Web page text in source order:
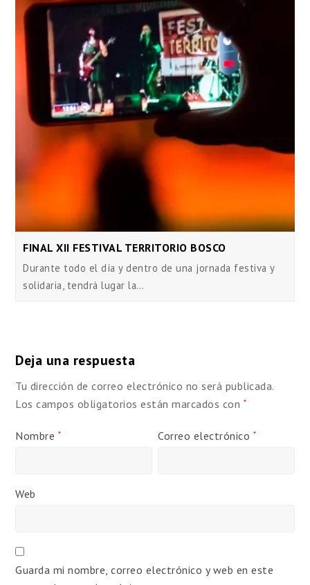
FINAL XII FESTIVAL TERRITORIO BOSCO
Durante todo el día y dentro de una jornada festiva y
solidaria, tendrá lugar la…
Deja una respuesta
Tu dirección de correo electrónico no será publicada.
Los campos obligatorios están marcados con *
Nombre * Correo electrónico *
Web
Guarda mi nombre, correo electrónico y web en este